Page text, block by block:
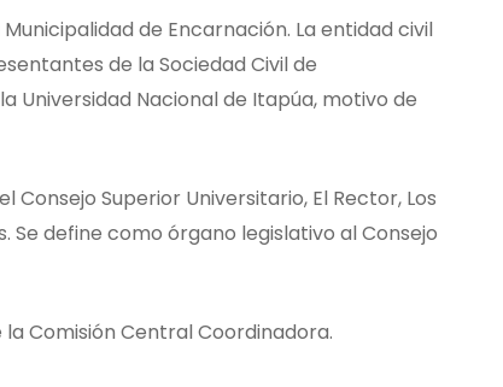
de Encarnación. La entidad civil
de la Sociedad Civil de
Universidad Nacional de Itapúa, motivo de
Superior Universitario, El Rector, Los
define como órgano legislativo al Consejo
Comisión Central Coordinadora.